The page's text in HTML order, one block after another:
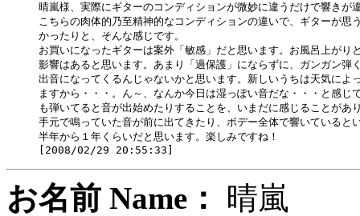
晴嵐様、実際にギターのコンディションが微妙に違うだけで響きが
こちらの肉体的乃至精神的なコンディションの違いで、ギターが思
かったりと、そんな感じです。
お買いになったギターは案外「敏感」だと思います。お風呂上がり
影響はあると思います。あまり「過保護」にならずに、ガンガン弾
出音になってくるんじゃないかと思います。新しいうちは天気によ
ますから・・・。ん～、なんか今日は湿っぽい音だな・・・と感じ
も弾いてると音が出始めたりすることを、いまだに感じることがあ
手元で鳴っていた音が前に出てきたり、ボデー全体で響いていると
半年から１年くらいだと思います。楽しみですね！
お名前 Name： 晴嵐